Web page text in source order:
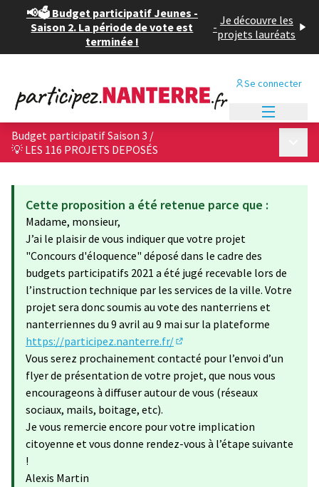
📢🗳️ Budget participatif Jeunes -
Saison 2. La période de vote est
terminée !
- Je découvre les
projets lauréats
Se connecter
Budget participatif Saison 3 /
💡 LES 116 PROJETS DEPOSÉS
Cette proposition a été retenue parce que :
Madame, monsieur,
J’ai le plaisir de vous indiquer que votre projet
"Concours d'éloquence" déposé dans le cadre des
budgets participatifs 2021 a été jugé recevable lors de
l’instruction technique par les services de la ville. Votre
projet sera donc soumis au vote des nanterriens et
nanterriennes du 9 avril au 9 mai sur la plateforme
https://participez.nanterre.fr/
(S'ouvre dans un nouvel
Vous serez prochainement contacté pour l’envoi d’un
flyer de présentation de votre projet, que nous vous
encourageons à diffuser autour de vous (réseaux
sociaux, mails, boitage, etc).
Je vous remercie encore pour votre implication
citoyenne et vous donne rendez-vous à l’étape suivante
!
Alexis Martin